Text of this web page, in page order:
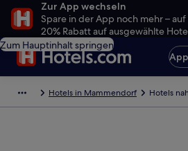
Zur App wechseln
Spare in der App noch mehr –
20% Rabatt auf ausgewählte
Zum Hauptinhalt springen
Hotels in Mammendorf Hotels